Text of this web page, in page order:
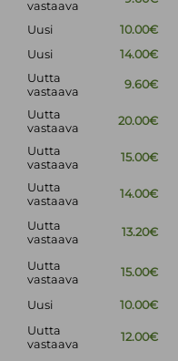
vastaava
Uusi
10.00€
Uusi 14.00€
Uutta
vastaava
9.60€
Uutta
vastaava
20.00€
Uutta
vastaava
15.00€
Uutta
vastaava
14.00€
Uutta
vastaava
13.20€
Uutta
vastaava
15.00€
Uusi
10.00€
Uutta
vastaava
12.00€